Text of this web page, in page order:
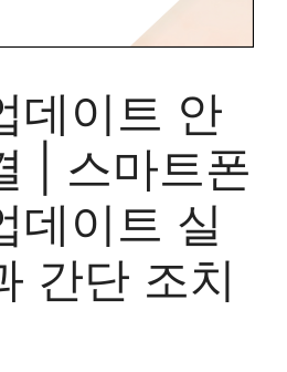
데이트 안
| 스마트폰
데이트 실
간단 조치